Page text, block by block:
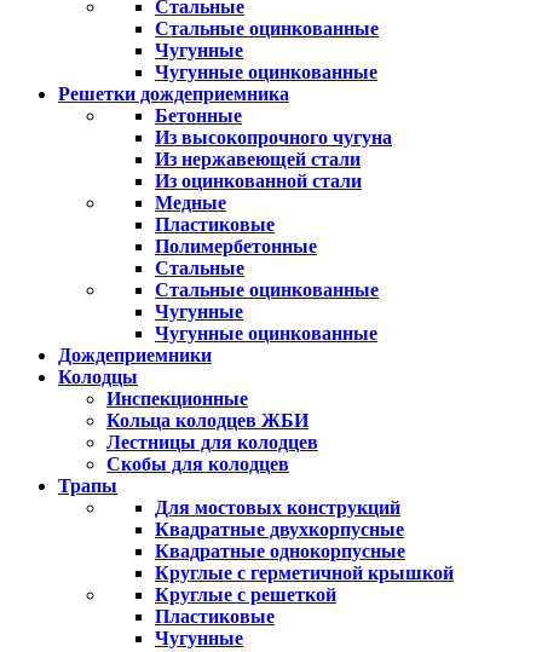
Стальные
Стальные оцинкованные
Чугунные
Чугунные оцинкованные
Решетки дождеприемника
Бетонные
Из высокопрочного чугуна
Из нержавеющей стали
Из оцинкованной стали
Медные
Пластиковые
Полимербетонные
Стальные
Стальные оцинкованные
Чугунные
Чугунные оцинкованные
Дождеприемники
Колодцы
Инспекционные
Кольца колодцев ЖБИ
Лестницы для колодцев
Скобы для колодцев
Трапы
Для мостовых конструкций
Квадратные двухкорпусные
Квадратные однокорпусные
Круглые с герметичной крышкой
Круглые с решеткой
Пластиковые
Чугунные